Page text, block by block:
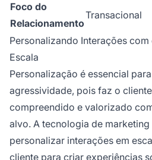
Foco do
Relacionamento
Transacional
Personalizando Interações com
Escala
Personalização é essencial
agressividade, pois faz o
compreendido e valorizado
alvo. A tecnologia de
personalizar interações em
cliente para criar experiências